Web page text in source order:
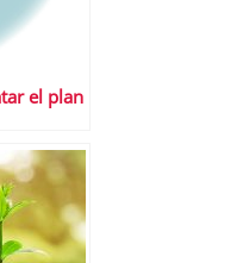
el plan